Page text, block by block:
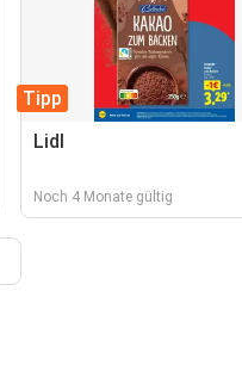
Tipp
Lidl
Noch 4 Monate gültig